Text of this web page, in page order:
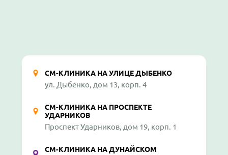
СМ-КЛИНИКА НА УЛИЦЕ ДЫБЕНКО
ул. Дыбенко, дом 13, корп. 4
СМ-КЛИНИКА НА ПРОСПЕКТЕ
УДАРНИКОВ
Проспект Ударников, дом 19, корп. 1
СМ-КЛИНИКА НА ДУНАЙСКОМ